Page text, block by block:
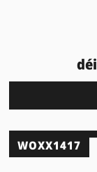
WOXX1417